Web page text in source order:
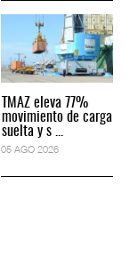
TMAZ eleva 77%
movimiento de carga
suelta y s ...
05 AGO 2026